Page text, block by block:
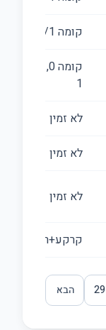
קומה ‎1‏/9
קומה ‎0‏, קומה
‎1‏
לא זמין
לא זמין
לא זמין
קרקע+ראשונה
29 הבא